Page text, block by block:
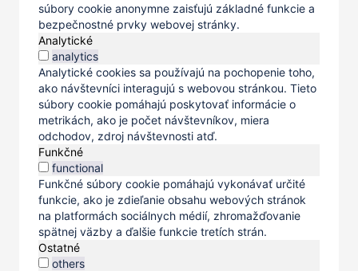
súbory cookie anonymne zaisťujú základné funkcie a
bezpečnostné prvky webovej stránky.
Analytické
analytics
Analytické cookies sa používajú na pochopenie toho,
ako návštevníci interagujú s webovou stránkou. Tieto
súbory cookie pomáhajú poskytovať informácie o
metrikách, ako je počet návštevníkov, miera
odchodov, zdroj návštevnosti atď.
Funkčné
functional
Funkčné súbory cookie pomáhajú vykonávať určité
funkcie, ako je zdieľanie obsahu webových stránok
na platformách sociálnych médií, zhromažďovanie
spätnej väzby a ďalšie funkcie tretích strán.
Ostatné
others